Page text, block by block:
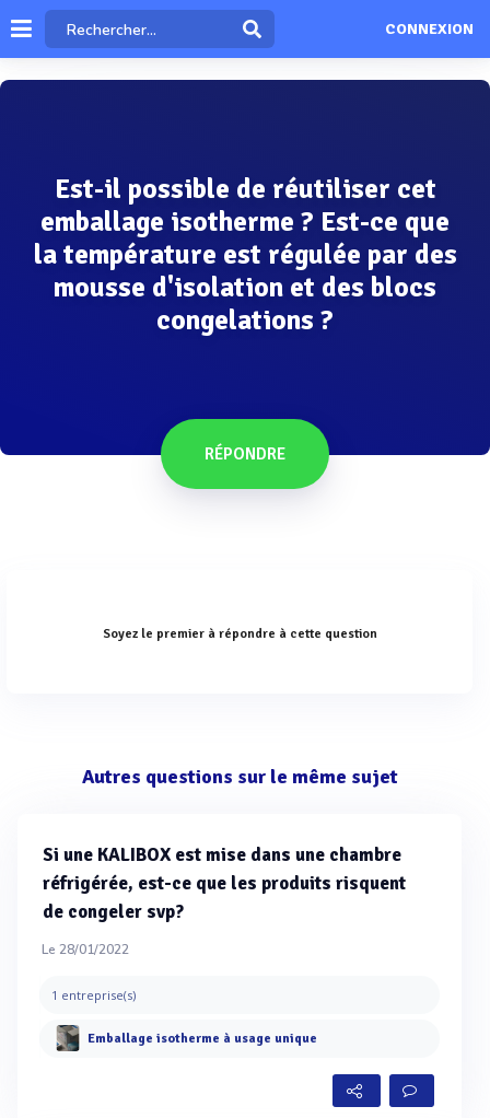
CONNEXION
Est-il possible de réutiliser cet
emballage isotherme ? Est-ce que
la température est régulée par des
mousse d'isolation et des blocs
congelations ?
RÉPONDRE
Soyez le premier à répondre à cette question
Autres questions sur le même sujet
Si une KALIBOX est mise dans une chambre
réfrigérée, est-ce que les produits risquent
de congeler svp?
Le 28/01/2022
1 entreprise(s)
Emballage isotherme à usage unique